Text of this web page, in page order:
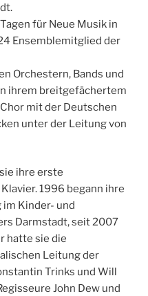
für Neue Musik in
Ensemblemitglied der
Orchestern, Bands und
ihrem breitgefächertem
mit der Deutschen
unter der Leitung von
ihre erste
1996 begann ihre
Kinder- und
Darmstadt, seit 2007
hatte sie die
Leitung der
Trinks und Will
John Dew und